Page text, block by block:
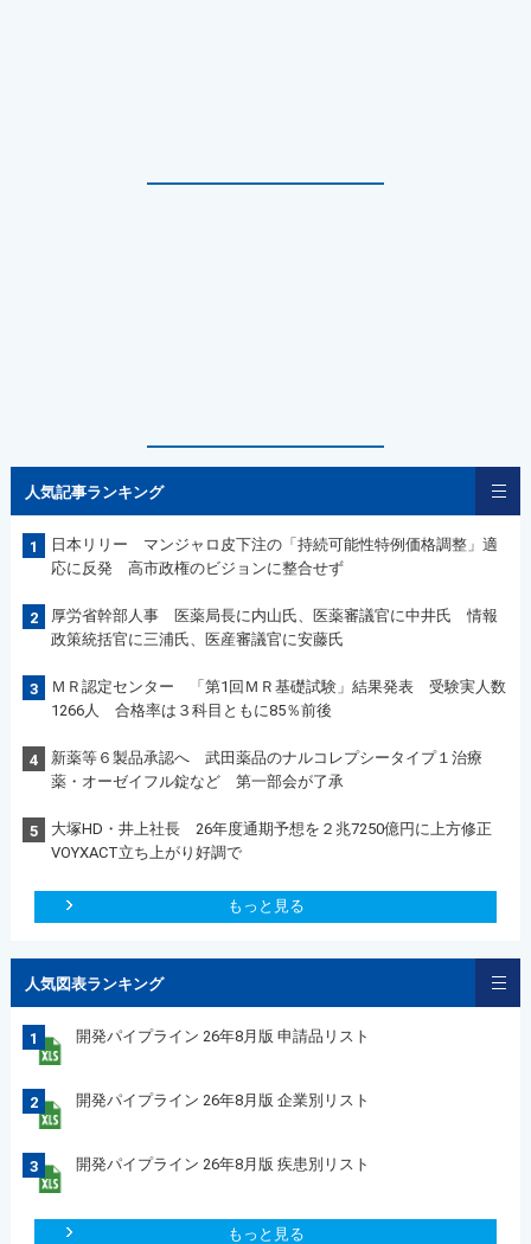
人気記事ランキング
1
日本リリー マンジャロ皮下注の「持続可能性特例価格調整」適
応に反発 高市政権のビジョンに整合せず
2
厚労省幹部人事 医薬局長に内山氏、医薬審議官に中井氏 情報
政策統括官に三浦氏、医産審議官に安藤氏
3
ＭＲ認定センター 「第1回ＭＲ基礎試験」結果発表 受験実人数
1266人 合格率は３科目ともに85％前後
4
新薬等６製品承認へ 武田薬品のナルコレプシータイプ１治療
薬・オーゼイフル錠など 第一部会が了承
5
大塚HD・井上社長 26年度通期予想を２兆7250億円に上方修正
VOYXACT立ち上がり好調で
もっと見る
人気図表ランキング
1 開発パイプライン 26年8月版 申請品リスト
2 開発パイプライン 26年8月版 企業別リスト
3 開発パイプライン 26年8月版 疾患別リスト
もっと見る